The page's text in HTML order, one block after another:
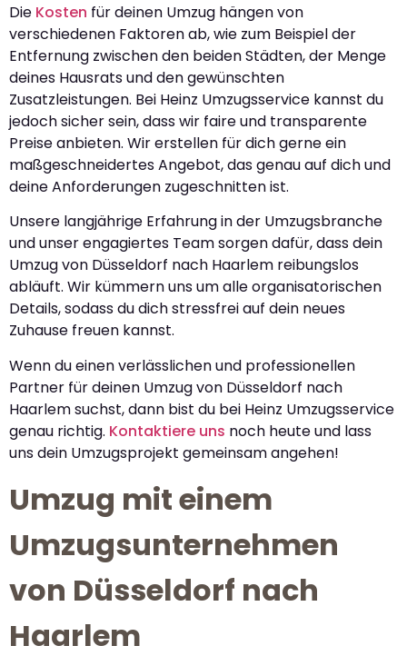
Die Kosten für deinen Umzug hängen von
verschiedenen Faktoren ab, wie zum Beispiel der
Entfernung zwischen den beiden Städten, der Menge
deines Hausrats und den gewünschten
Zusatzleistungen. Bei Heinz Umzugsservice kannst du
jedoch sicher sein, dass wir faire und transparente
Preise anbieten. Wir erstellen für dich gerne ein
maßgeschneidertes Angebot, das genau auf dich und
deine Anforderungen zugeschnitten ist.
Unsere langjährige Erfahrung in der Umzugsbranche
und unser engagiertes Team sorgen dafür, dass dein
Umzug von Düsseldorf nach Haarlem reibungslos
abläuft. Wir kümmern uns um alle organisatorischen
Details, sodass du dich stressfrei auf dein neues
Zuhause freuen kannst.
Wenn du einen verlässlichen und professionellen
Partner für deinen Umzug von Düsseldorf nach
Haarlem suchst, dann bist du bei Heinz Umzugsservice
genau richtig. Kontaktiere uns noch heute und lass
uns dein Umzugsprojekt gemeinsam angehen!
Umzug mit einem
Umzugsunternehmen
von Düsseldorf nach
Haarlem